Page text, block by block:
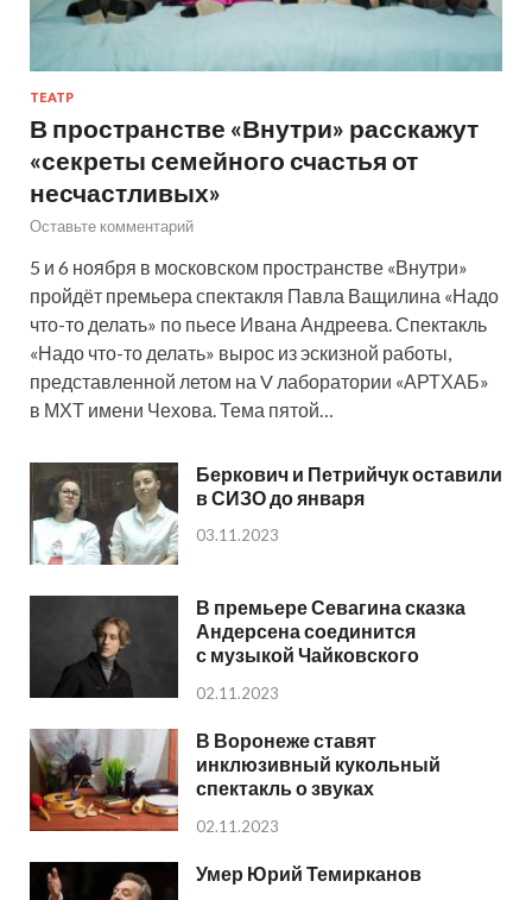
ТЕАТР
В пространстве «Внутри» расскажут
«секреты семейного счастья от
несчастливых»
Оставьте комментарий
5 и 6 ноября в московском пространстве «Внутри»
пройдёт премьера спектакля Павла Ващилина «Надо
что-то делать» по пьесе Ивана Андреева. Спектакль
«Надо что-то делать» вырос из эскизной работы,
представленной летом на V лаборатории «АРТХАБ»
в МХТ имени Чехова. Тема пятой…
Беркович и Петрийчук оставили
в СИЗО до января
03.11.2023
В премьере Севагина сказка
Андерсена соединится
с музыкой Чайковского
02.11.2023
В Воронеже ставят
инклюзивный кукольный
спектакль о звуках
02.11.2023
Умер Юрий Темирканов